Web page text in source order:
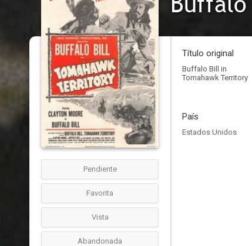
Pendiente
Favorita
Vista
Abandonada
Título original
Buffalo Bill in
Tomahawk Territory
País
Estados Unidos